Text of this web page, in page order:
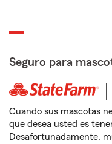
Seguro para
Cuando sus mascotas
que desea usted es
Desafortunadamente,